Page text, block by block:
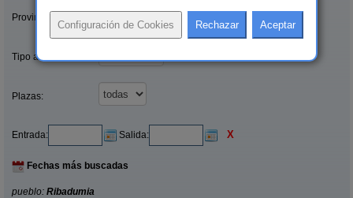
Provincias/Islas:
Tipo alquiler:
Plazas:
Entrada: Salida: X
Fechas más buscadas
pueblo: Ribadumia